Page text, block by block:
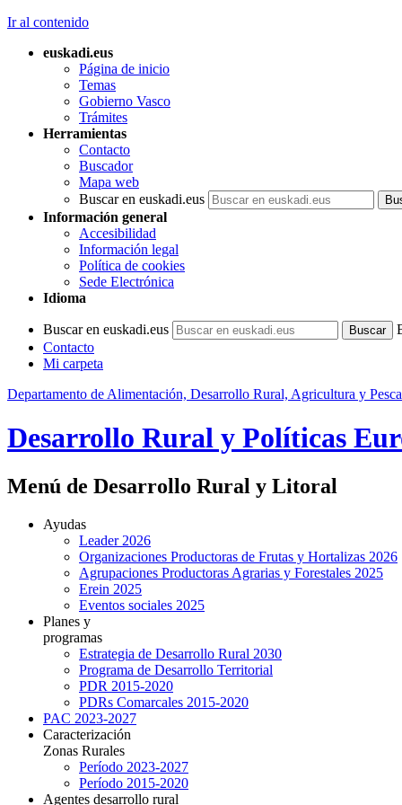
Ir al contenido
euskadi.eus
Página de inicio
Temas
Gobierno Vasco
Trámites
Herramientas
Contacto
Buscador
Mapa web
Buscar en euskadi.eus
Información general
Accesibilidad
Información legal
Política de cookies
Sede Electrónica
Idioma
Buscar en euskadi.eus
Contacto
Mi carpeta
Departamento de Alimentación, Desarrollo Rural, Agricultura y Pesca
Desarrollo Rural y Políticas
Menú de Desarrollo Rural y Litoral
Ayudas
Leader 2026
Organizaciones Productoras de Frutas y Hortalizas 2026
Agrupaciones Productoras Agrarias y Forestales 2025
Erein 2025
Eventos sociales 2025
Planes y
programas
Estrategia de Desarrollo Rural 2030
Programa de Desarrollo Territorial
PDR 2015-2020
PDRs Comarcales 2015-2020
PAC 2023-2027
Caracterización
Zonas Rurales
Período 2023-2027
Período 2015-2020
Agentes desarrollo rural